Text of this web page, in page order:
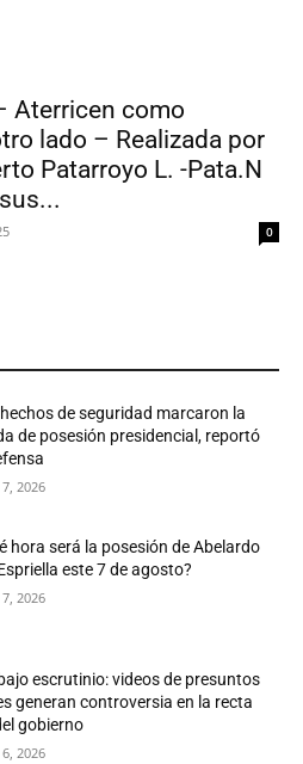
Aterricen como
lado – Realizada por
Patarroyo L. -Pata.N
0
de seguridad marcaron la
de posesión presidencial, reportó
2026
hora será la posesión de Abelardo
este 7 de agosto?
2026
escrutinio: videos de presuntos
generan controversia en la recta
gobierno
2026